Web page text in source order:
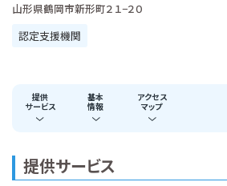
山形県鶴岡市新形町２１−２０
認定支援機関
提供
サービス
基本
情報
アクセス
マップ
提供サービス